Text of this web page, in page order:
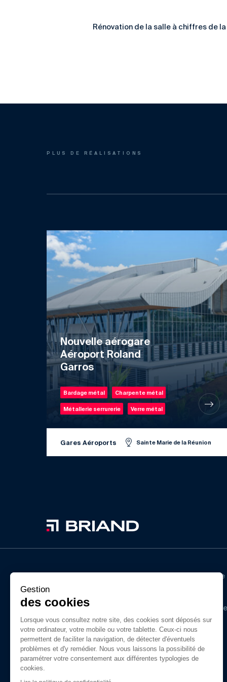
Rénovation de la salle à chiffres de la
PLUS DE RÉALISATIONS
Nouvelle aérogare
Aéroport Roland
Garros
Bardage métal Charpente métal
Métallerie serrurerie Verre métal
Gares Aéroports Sainte Marie de la Réunion
Au fil des années, BRIAND a acquis un savoir-faire
unique dans les métiers de la construction
métallique, du bois lamellé, de l’enveloppe du
bâtiment et du gros-œuvre. Ses filiales
dans la construction d’ouvrages simples ou
complexes en France pour tous types de projets
privé ou public.
Gestion
des cookies
Lorsque vous consultez notre site, des cookies sont déposés sur
votre ordinateur, votre mobile ou votre tablette. Ceux-ci nous
permettent de faciliter la navigation, de détecter d'éventuels
problèmes et d'y remédier. Nous vous laissons la possibilité de
paramétrer votre consentement aux différentes typologies de
cookies.